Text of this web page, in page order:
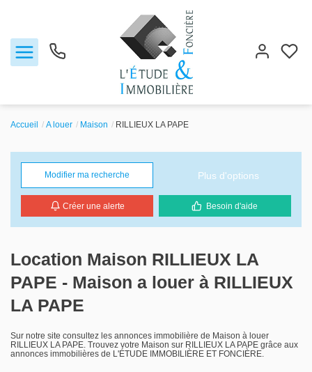
Ventes
Biens vendus
Locations
Estimation
Gestion locative
Accueil A louer Maison RILLIEUX LA PAPE
Modifier ma recherche Plus d'options
Créer une alerte Besoin d'aide
Location Maison RILLIEUX LA
PAPE - Maison a louer à RILLIEUX
LA PAPE
Sur notre site consultez les annonces immobilière de Maison à louer
RILLIEUX LA PAPE. Trouvez votre Maison sur RILLIEUX LA PAPE grâce aux
annonces immobilières de L'ÉTUDE IMMOBILIÈRE ET FONCIÈRE.